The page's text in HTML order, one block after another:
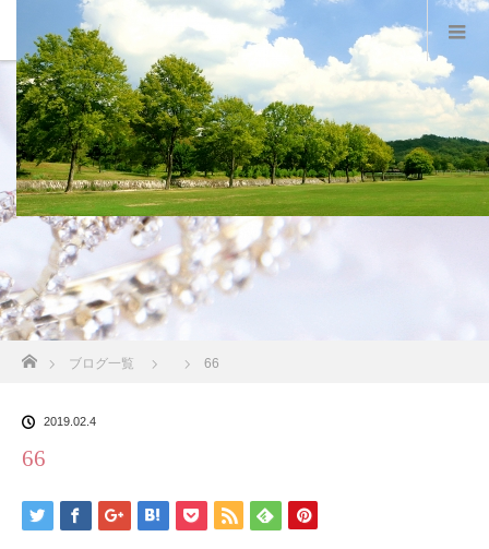
スタッフブログ
ブログ一覧 66
2019.02.4
66